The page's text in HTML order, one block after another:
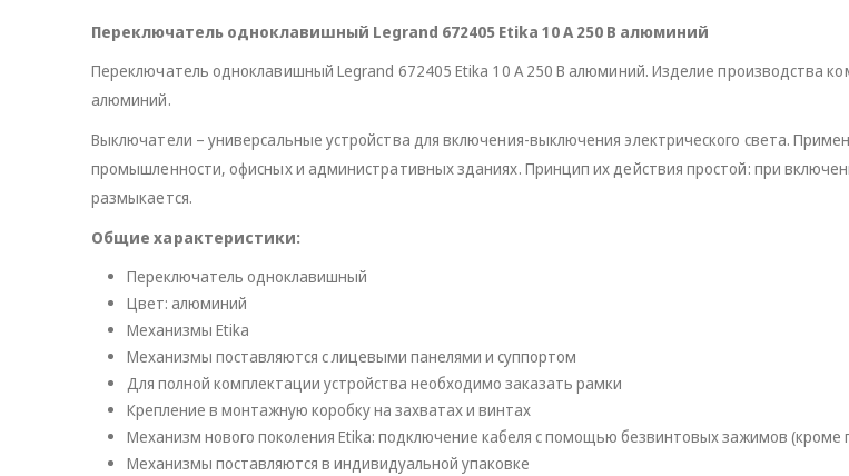
Переключатель одноклавишный Legrand 672405 Etika 10 A 250 В алюминий
Переключатель одноклавишный Legrand 672405 Etika 10 A 250 В алюминий. Изделие производства
алюминий.
Выключатели – универсальные устройства для включения-выключения электрического света.
промышленности, офисных и административных зданиях. Принцип их действия простой: при
размыкается.
Общие характеристики:
Переключатель одноклавишный
Цвет: алюминий
Механизмы Etika
Механизмы поставляются с лицевыми панелями и суппортом
Для полной комплектации устройства необходимо заказать рамки
Крепление в монтажную коробку на захватах и винтах
Механизм нового поколения Etika: подключение кабеля с помощью безвинтовых зажимов
Механизмы поставляются в индивидуальной упаковке